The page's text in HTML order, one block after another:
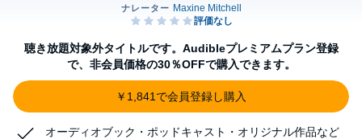
聴き放題対象外タイトルです。Audibleプレミアムプラン登録
で、非会員価格の30％OFFで購入できます。
￥1,841で会員登録し購入
オーディオブック・ポッドキャスト・オリジナル作品など